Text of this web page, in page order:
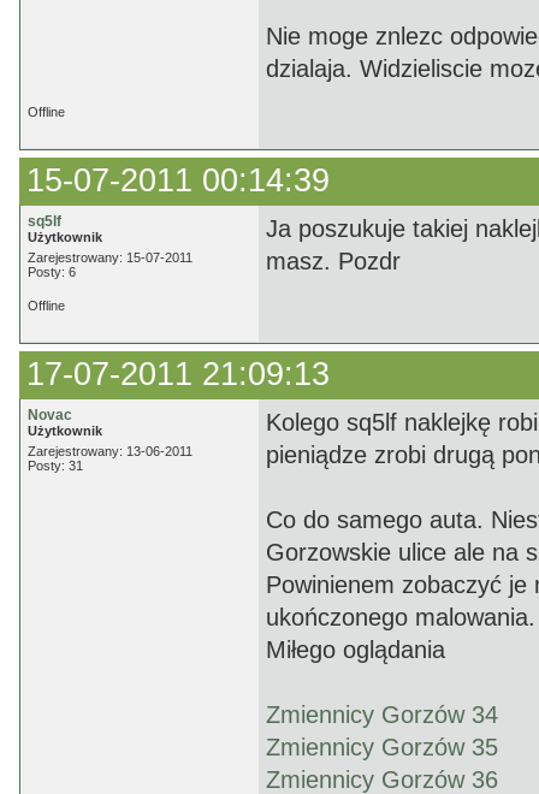
Nie moge znlezc
dzialaja. Widzieliscie
Offline
15-07-2011 00:14:39
sq5lf
Użytkownik
Zarejestrowany: 15-07-2011
Posty: 6
Ja poszukuje takiej
masz. Pozdr
Offline
17-07-2011 21:09:13
Novac
Użytkownik
Zarejestrowany: 13-06-2011
Posty: 31
Kolego sq5lf naklejkę
pieniądze zrobi drugą
Co do samego auta.
Gorzowskie ulice ale na
Powinienem zobaczyć je
ukończonego malowania.
Miłego oglądania
Zmiennicy Gorzów 34
Zmiennicy Gorzów 35
Zmiennicy Gorzów 36